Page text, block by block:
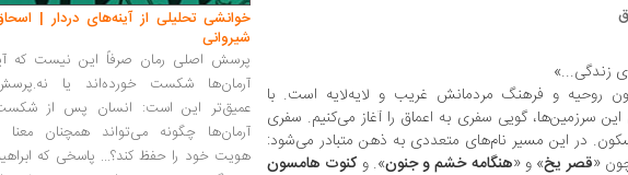
زندگی...»
چون روحیه و فرهنگ مردمانش غریب و لایه‌لایه است. با
این سرزمین‌ها، گویی سفری به اعماق را آغاز می‌کنیم. سفری
در این مسیر نام‌های متعددی به ذهن متبادر می‌شود:
«قصر یخ» و «هنگامه خشم و جنون». و کنوت هامسون
خوانشی تحلیلی از آینه‌های دردار |
شیروانی
پرسش اصلی رمان صرفاً این نیست که
آرمان‌ها شکست خورده‌اند یا
عمیق‌تر این است: انسان پس از
آرمان‌ها چگونه می‌تواند همچنان معنا
هویت خود را حفظ کند؟... پاسخی که